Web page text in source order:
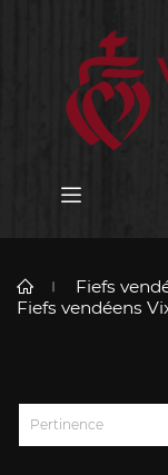
Fiefs
Fiefs vendéens
Pertinence